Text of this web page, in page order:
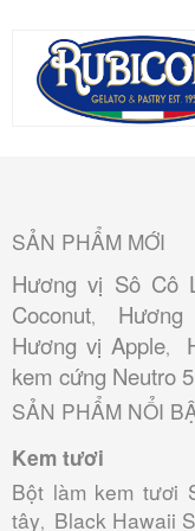
SẢN PHẨM MỚI
Hương vị Sô Cô
Coconut, Hương
Hương vị Apple,
kem cứng Neutro
SẢN PHẨM NỔI
Kem tươi
Bột làm kem tươi
tây, Black Hawaii